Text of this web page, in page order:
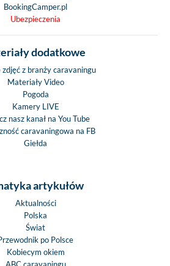
BookingCamper.pl
Ubezpieczenia
dodatkowe
zdjęć z branży caravaningu
Materiały Video
Pogoda
Kamery LIVE
nasz kanał na You Tube
caravaningowa na FB
Giełda
artykułów
Aktualności
Polska
Świat
po Polsce
Kobiecym okiem